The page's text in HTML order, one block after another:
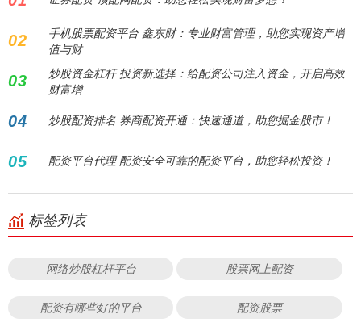
02
手机股票配资平台 鑫东财：专业财富管理，助您实现资产增
值与财
03
炒股资金杠杆 投资新选择：给配资公司注入资金，开启高效
财富增
04 炒股配资排名 券商配资开通：快速通道，助您掘金股市！
05 配资平台代理 配资安全可靠的配资平台，助您轻松投资！
标签列表
网络炒股杠杆平台 股票网上配资
配资有哪些好的平台 配资股票